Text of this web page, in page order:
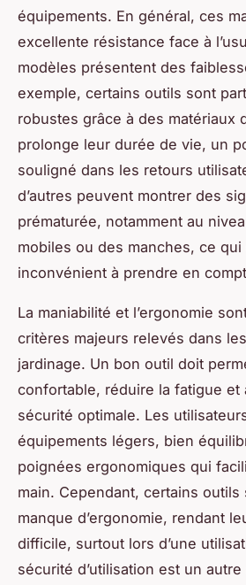
équipements. En général, ces
excellente résistance face à
modèles présentent des
exemple, certains outils sont
robustes grâce à des matériaux
prolonge leur durée de vie, un
souligné dans les retours
d’autres peuvent montrer des
prématurée, notamment au
mobiles ou des manches, ce
inconvénient à prendre en
La maniabilité et l’ergonomie
critères majeurs relevés dans
jardinage. Un bon outil doit
confortable, réduire la fatigue et
sécurité optimale. Les
équipements légers, bien
poignées ergonomiques qui
main. Cependant, certains outils
manque d’ergonomie, rendant
difficile, surtout lors d’une
sécurité d’utilisation est un